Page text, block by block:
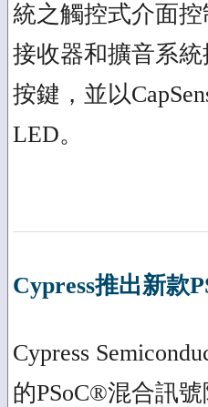
統之觸控式介面控
接收器和擴音系統
按鍵，並以
LED。
Cypress推出新款
Cypress
的PSoC®混合訊